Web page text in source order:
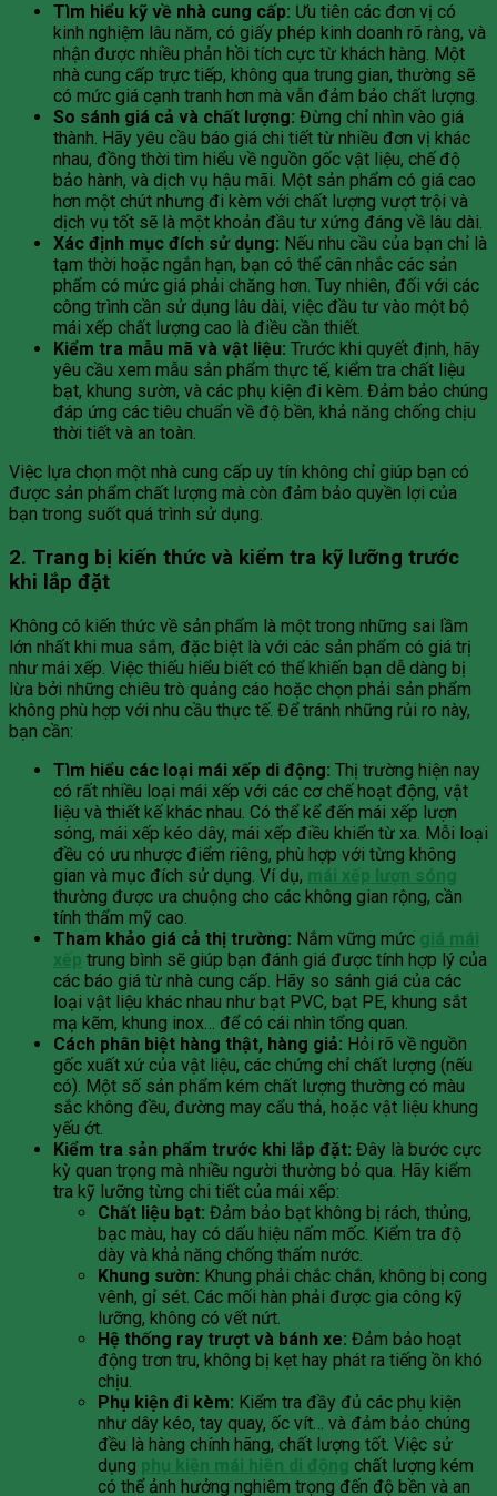
Tìm hiểu kỹ về nhà cung cấp: Ưu tiên các đơn vị có
kinh nghiệm lâu năm, có giấy phép kinh doanh rõ ràng, và
nhận được nhiều phản hồi tích cực từ khách hàng. Một
nhà cung cấp trực tiếp, không qua trung gian, thường sẽ
có mức giá cạnh tranh hơn mà vẫn đảm bảo chất lượng.
So sánh giá cả và chất lượng: Đừng chỉ nhìn vào giá
thành. Hãy yêu cầu báo giá chi tiết từ nhiều đơn vị khác
nhau, đồng thời tìm hiểu về nguồn gốc vật liệu, chế độ
bảo hành, và dịch vụ hậu mãi. Một sản phẩm có giá cao
hơn một chút nhưng đi kèm với chất lượng vượt trội và
dịch vụ tốt sẽ là một khoản đầu tư xứng đáng về lâu dài.
Xác định mục đích sử dụng: Nếu nhu cầu của bạn chỉ là
tạm thời hoặc ngắn hạn, bạn có thể cân nhắc các sản
phẩm có mức giá phải chăng hơn. Tuy nhiên, đối với các
công trình cần sử dụng lâu dài, việc đầu tư vào một bộ
mái xếp chất lượng cao là điều cần thiết.
Kiểm tra mẫu mã và vật liệu: Trước khi quyết định, hãy
yêu cầu xem mẫu sản phẩm thực tế, kiểm tra chất liệu
bạt, khung sườn, và các phụ kiện đi kèm. Đảm bảo chúng
đáp ứng các tiêu chuẩn về độ bền, khả năng chống chịu
thời tiết và an toàn.
Việc lựa chọn một nhà cung cấp uy tín không chỉ giúp bạn có
được sản phẩm chất lượng mà còn đảm bảo quyền lợi của
bạn trong suốt quá trình sử dụng.
2. Trang bị kiến thức và kiểm tra kỹ lưỡng trước
khi lắp đặt
Không có kiến thức về sản phẩm là một trong những sai lầm
lớn nhất khi mua sắm, đặc biệt là với các sản phẩm có giá trị
như mái xếp. Việc thiếu hiểu biết có thể khiến bạn dễ dàng bị
lừa bởi những chiêu trò quảng cáo hoặc chọn phải sản phẩm
không phù hợp với nhu cầu thực tế. Để tránh những rủi ro này,
bạn cần:
Tìm hiểu các loại mái xếp di động: Thị trường hiện nay
có rất nhiều loại mái xếp với các cơ chế hoạt động, vật
liệu và thiết kế khác nhau. Có thể kể đến mái xếp lượn
sóng, mái xếp kéo dây, mái xếp điều khiển từ xa. Mỗi loại
đều có ưu nhược điểm riêng, phù hợp với từng không
gian và mục đích sử dụng. Ví dụ, mái xếp lượn sóng
thường được ưa chuộng cho các không gian rộng, cần
tính thẩm mỹ cao.
Tham khảo giá cả thị trường: Nắm vững mức giá mái
xếp trung bình sẽ giúp bạn đánh giá được tính hợp lý của
các báo giá từ nhà cung cấp. Hãy so sánh giá của các
loại vật liệu khác nhau như bạt PVC, bạt PE, khung sắt
mạ kẽm, khung inox… để có cái nhìn tổng quan.
Cách phân biệt hàng thật, hàng giả: Hỏi rõ về nguồn
gốc xuất xứ của vật liệu, các chứng chỉ chất lượng (nếu
có). Một số sản phẩm kém chất lượng thường có màu
sắc không đều, đường may cẩu thả, hoặc vật liệu khung
yếu ớt.
Kiểm tra sản phẩm trước khi lắp đặt: Đây là bước cực
kỳ quan trọng mà nhiều người thường bỏ qua. Hãy kiểm
tra kỹ lưỡng từng chi tiết của mái xếp:
Chất liệu bạt: Đảm bảo bạt không bị rách, thủng,
bạc màu, hay có dấu hiệu nấm mốc. Kiểm tra độ
dày và khả năng chống thấm nước.
Khung sườn: Khung phải chắc chắn, không bị cong
vênh, gỉ sét. Các mối hàn phải được gia công kỹ
lưỡng, không có vết nứt.
Hệ thống ray trượt và bánh xe: Đảm bảo hoạt
động trơn tru, không bị kẹt hay phát ra tiếng ồn khó
chịu.
Phụ kiện đi kèm: Kiểm tra đầy đủ các phụ kiện
như dây kéo, tay quay, ốc vít… và đảm bảo chúng
đều là hàng chính hãng, chất lượng tốt. Việc sử
dụng phụ kiện mái hiên di động chất lượng kém
có thể ảnh hưởng nghiêm trọng đến độ bền và an